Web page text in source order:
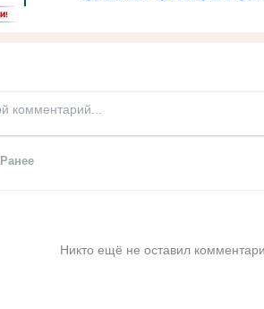
Ранее
Никто ещё не оставил